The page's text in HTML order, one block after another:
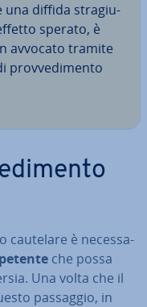
una diffida stra­giu­
sperato, è
avvocato tramite
prov­ve­di­men­to
cautelare è ne­ces­sa­
che possa
Una volta che il
passaggio, in